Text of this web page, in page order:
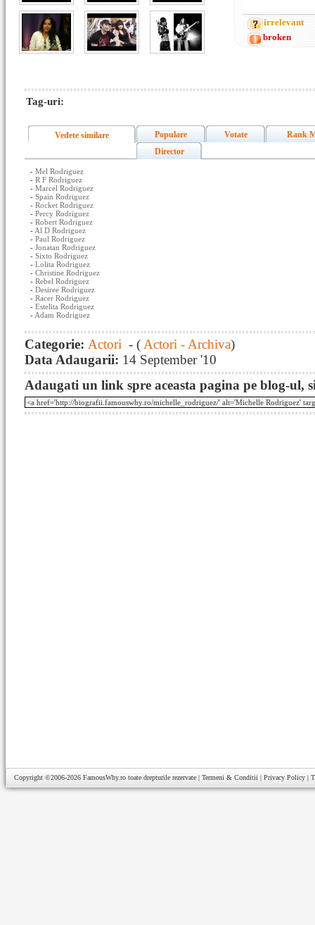
irrelevant
broken
Tag-uri:
Vedete similare Populare Votate
Rank
Director
- Mel Rodriguez
- R F Rodriguez
- Marcel Rodriguez
- Spain Rodriguez
- Rocket Rodriguez
- Percy Rodriguez
- Robert Rodriguez
- Al D Rodriguez
- Paul Rodriguez
- Jonatan Rodriguez
- Sixto Rodriguez
- Lolita Rodriguez
- Christine Rodriguez
- Rebel Rodriguez
- Desiree Rodriguez
- Racer Rodriguez
- Estelita Rodriguez
- Adam Rodriguez
Categorie: Actori - ( Actori - Archiva)
Data Adaugarii: 14 September '10
Adaugati un link spre aceasta pagina pe blog-ul,
Copyright ©2006-2026 FamousWhy.ro toate drepturile rezervate | Termeni & Conditii | Privacy Policy |